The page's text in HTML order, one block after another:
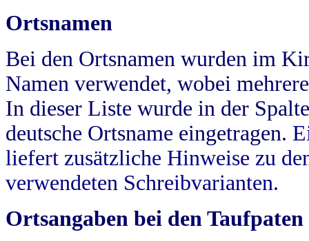
Ortsnamen
Bei den Ortsnamen wurden im
Namen verwendet, wobei
In dieser Liste wurde in der
deutsche Ortsname eingetragen.
liefert zusätzliche Hinweise zu
verwendeten Schreibvarianten.
Ortsangaben bei den Taufpaten